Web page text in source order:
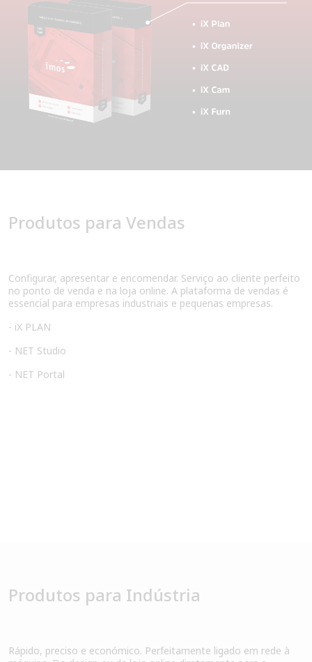
Produtos para Vendas
Configurar, apresentar e encomendar. Serviço ao cliente perfeito
no ponto de venda e na loja online. A plataforma de vendas é
essencial para empresas industriais e pequenas empresas.
- iX PLAN
- NET Studio
- NET Portal
Produtos para Indústria
Rápido, preciso e económico. Perfeitamente ligado em rede à